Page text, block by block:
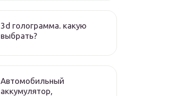
3d голограмма. какую
выбрать?
Автомобильный
аккумулятор,